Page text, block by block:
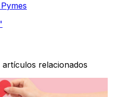
relacionados